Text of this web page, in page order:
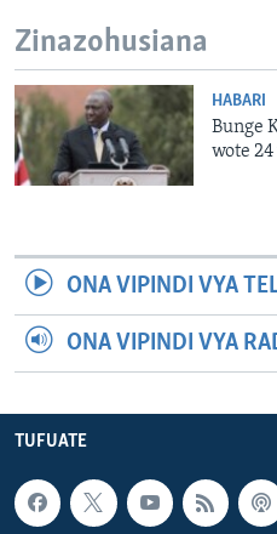
Zinazohusiana
HABARI
Bunge
wote
ONA VIPINDI VYA
ONA VIPINDI VYA
TUFUATE